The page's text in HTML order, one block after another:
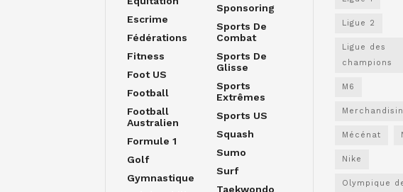
Escrime
Fédérations
Fitness
Foot US
Football
Football
Australien
Formule 1
Golf
Gymnastique
Sponsoring
Sports De
Combat
Sports De
Glisse
Sports
Extrêmes
Sports US
Squash
Sumo
Surf
Taekwondo
Ligue 2
Ligue des
champions
M6
Mécénat
Nike
Olympique